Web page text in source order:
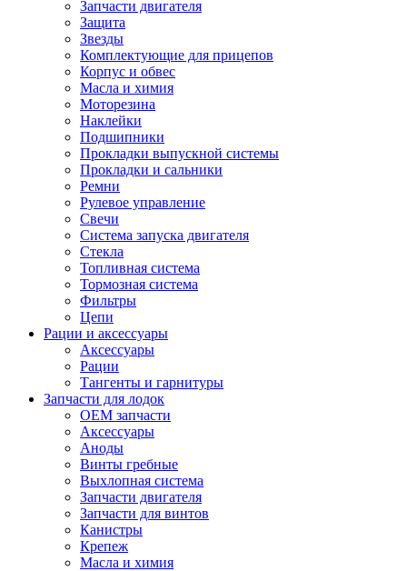
Запчасти двигателя
Защита
Звезды
Комплектующие для прицепов
Корпус и обвес
Масла и химия
Моторезина
Наклейки
Подшипники
Прокладки выпускной системы
Прокладки и сальники
Ремни
Рулевое управление
Свечи
Система запуска двигателя
Стекла
Топливная система
Тормозная система
Фильтры
Цепи
Рации и аксессуары
Аксессуары
Рации
Тангенты и гарнитуры
Запчасти для лодок
OEM запчасти
Аксессуары
Аноды
Винты гребные
Выхлопная система
Запчасти двигателя
Запчасти для винтов
Канистры
Крепеж
Масла и химия